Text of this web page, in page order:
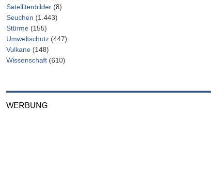
Satellitenbilder (8)
Seuchen (1.443)
Stürme (155)
Umweltschutz (447)
Vulkane (148)
Wissenschaft (610)
WERBUNG